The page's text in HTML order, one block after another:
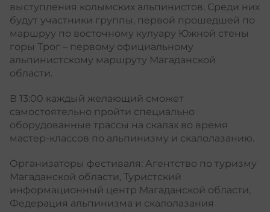
выступления колымских альпинистов. Среди них
будут участники группы, первой прошедшей по
маршруу по восточному кулуару Южной стены
горы Трог – первому официальному
альпинистскому маршруту Магаданской
области.
В 13:00 каждый желающий сможет
самостоятельно пройти специально
оборудованные трассы на скалах во время
мастер-классов по альпинизму и скалолазанию.
Организаторы фестиваля: Агентство по туризму
Магаданской области, Туристский
информационный центр Магаданской области,
Федерация альпинизма и скалолазания